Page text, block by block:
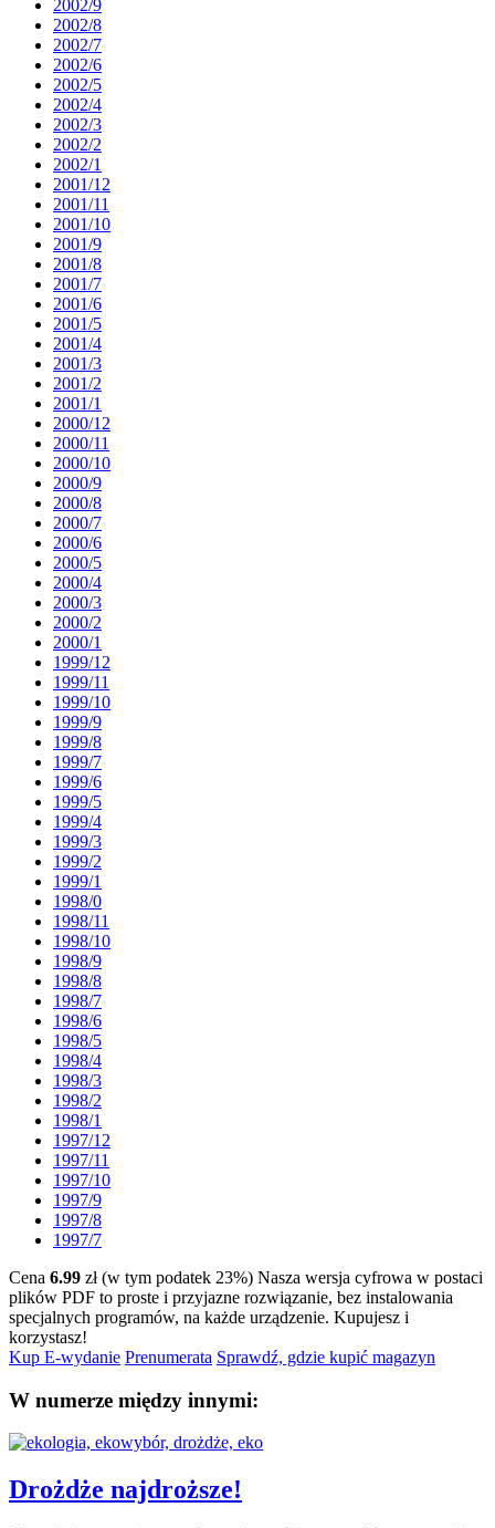
2002/9
2002/8
2002/7
2002/6
2002/5
2002/4
2002/3
2002/2
2002/1
2001/12
2001/11
2001/10
2001/9
2001/8
2001/7
2001/6
2001/5
2001/4
2001/3
2001/2
2001/1
2000/12
2000/11
2000/10
2000/9
2000/8
2000/7
2000/6
2000/5
2000/4
2000/3
2000/2
2000/1
1999/12
1999/11
1999/10
1999/9
1999/8
1999/7
1999/6
1999/5
1999/4
1999/3
1999/2
1999/1
1998/0
1998/11
1998/10
1998/9
1998/8
1998/7
1998/6
1998/5
1998/4
1998/3
1998/2
1998/1
1997/12
1997/11
1997/10
1997/9
1997/8
1997/7
Cena 6.99 zł (w tym podatek 23%) Nasza wersja cyfrowa w postaci
plików PDF to proste i przyjazne rozwiązanie, bez instalowania
specjalnych programów, na każde urządzenie. Kupujesz i
korzystasz!
Kup E-wydanie Prenumerata Sprawdź, gdzie kupić magazyn
W numerze między innymi:
Drożdże najdroższe!